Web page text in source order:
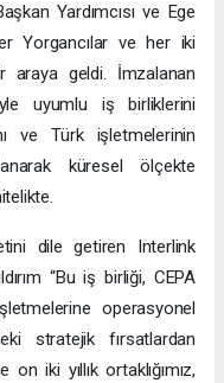
Yardımcısı ve Ege
Yorgancılar ve her iki
araya geldi. İmzalanan
uyumlu iş birliklerini
ve Türk işletmelerinin
küresel ölçekte
dile getiren Interlink
“Bu iş birliği, CEPA
operasyonel
stratejik fırsatlardan
iki yıllık ortaklığımız,